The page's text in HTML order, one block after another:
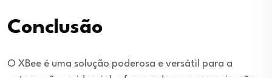
Conclusão
O XBee é uma solução poderosa e versátil para a